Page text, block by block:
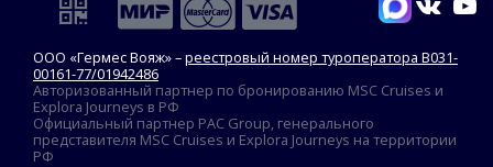
ООО «Гермес Вояж» –реестровый номер туроператора В031-
00161-77/01942486
Авторизованный партнер по бронированию MSC Cruises и
Explora Journeys в РФ
Официальный партнер PAC Group, генерального
представителя MSC Cruises и Explora Journeys на территории
РФ